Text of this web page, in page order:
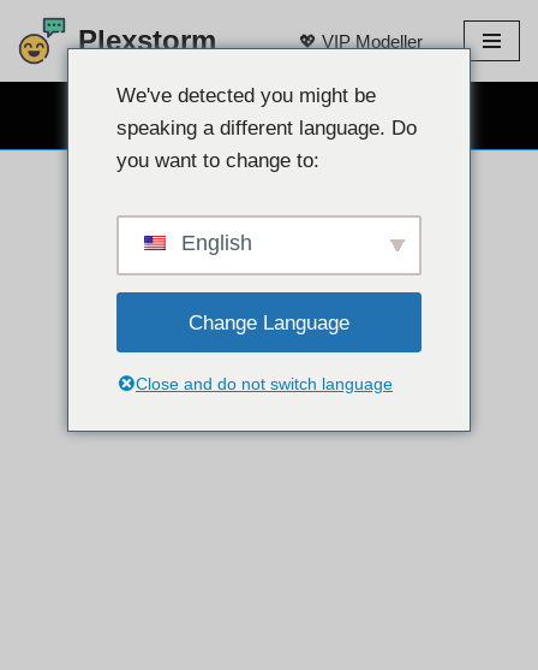
İçeriğe
Plexstorm 💖 VIP Modeller
We've detected you might be
speaking a different language. Do
you want to change to:
English
Change Language
Close and do not switch language